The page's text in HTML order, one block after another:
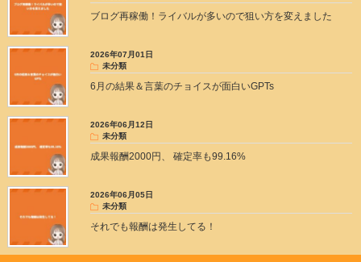
ブログ再稼働！ライバルが多いので狙い方を変えました
2026年07月01日
未分類
6月の結果＆言葉のチョイスが面白いGPTs
2026年06月12日
未分類
成果報酬2000円、 確定率も99.16%
2026年06月05日
未分類
それでも報酬は発生してる！